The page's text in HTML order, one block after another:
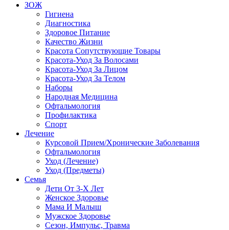
ЗОЖ
Гигиена
Диагностика
Здоровое Питание
Качество Жизни
Красота Сопутствующие Товары
Красота-Уход За Волосами
Красота-Уход За Лицом
Красота-Уход За Телом
Наборы
Народная Медицина
Офтальмология
Профилактика
Спорт
Лечение
Курсовой Прием/Хронические Заболевания
Офтальмология
Уход (Лечение)
Уход (Предметы)
Семья
Дети От 3-Х Лет
Женское Здоровье
Мама И Малыш
Мужское Здоровье
Сезон, Импульс, Травма